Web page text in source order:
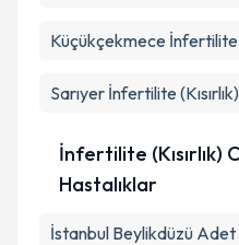
Küçükçekmece İnfertilite
Sarıyer İnfertilite
İnfertilite (Kısırlık)
Hastalıklar
İstanbul Beylikdüzü